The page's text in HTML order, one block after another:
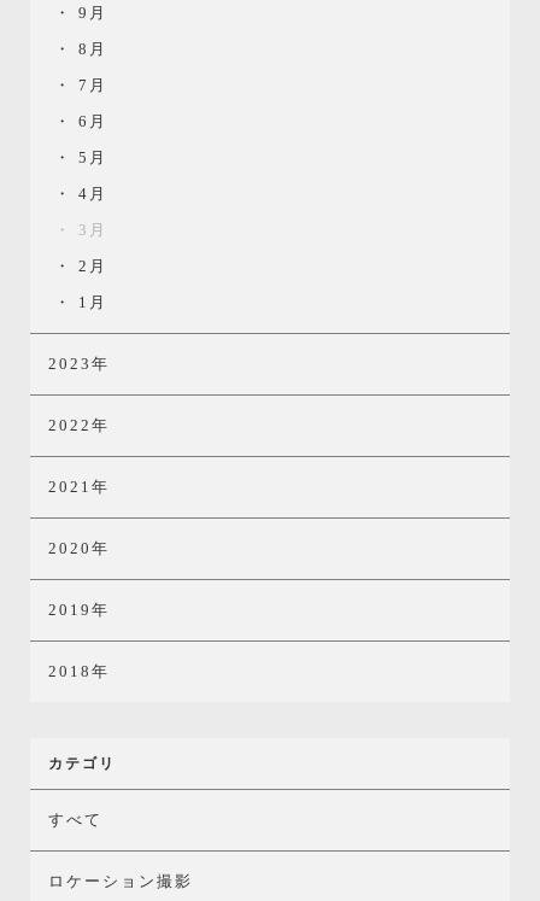
9月
8月
7月
6月
5月
4月
3月
2月
1月
2023年
2022年
2021年
2020年
2019年
2018年
カテゴリ
すべて
ロケーション撮影